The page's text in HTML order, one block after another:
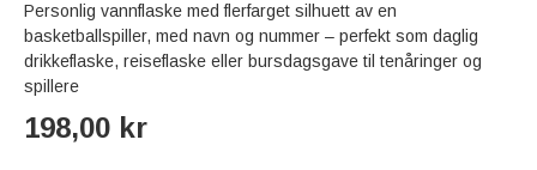
Personlig vannflaske med flerfarget silhuett av en
basketballspiller, med navn og nummer – perfekt som daglig
drikkeflaske, reiseflaske eller bursdagsgave til tenåringer og
spillere
198,00 kr